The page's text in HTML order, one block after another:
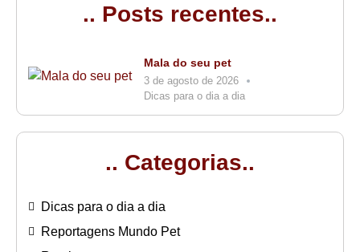
.. Posts recentes..
Mala do seu pet
3 de agosto de 2026
Dicas para o dia a dia
.. Categorias..
Dicas para o dia a dia
Reportagens Mundo Pet